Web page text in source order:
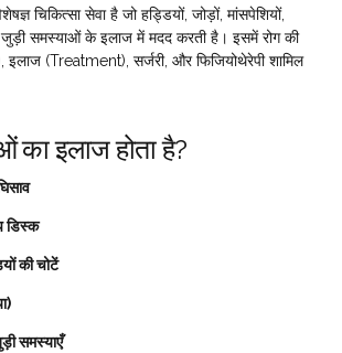
चिकित्सा सेवा है जो हड्डियों, जोड़ों, मांसपेशियों,
समस्याओं के इलाज में मदद करती है। इसमें रोग की
(Treatment), सर्जरी, और फिजियोथेरेपी शामिल
का इलाज होता है?
डिस्क
की चोटें
समस्याएँ